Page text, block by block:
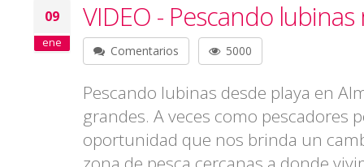
09
ene
VIDEO - Pescando
Comentarios 5000
Pescando lubinas desde playa en
grandes. A veces como pescadores
oportunidad que nos brinda un